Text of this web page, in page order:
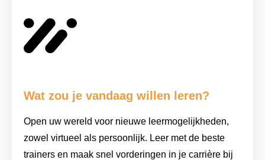
Wat zou je vandaag willen leren?
Open uw wereld voor nieuwe leermogelijkheden,
zowel virtueel als persoonlijk. Leer met de beste
trainers en maak snel vorderingen in je carrière bij